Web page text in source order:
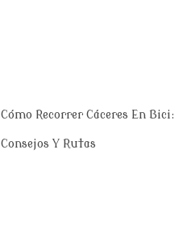
Cómo Recorrer Cáceres En Bici:
Consejos Y Rutas